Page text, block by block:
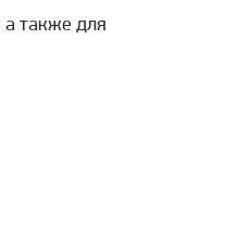
а также для